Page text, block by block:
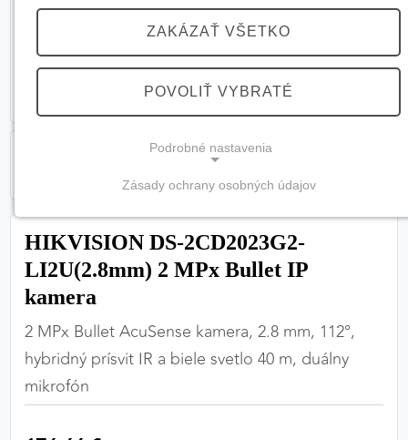
HIKVISION DS-2CD2023G2-
LI2U(2.8mm) 2 MPx Bullet IP
kamera
2 MPx Bullet AcuSense kamera, 2.8 mm, 112°,
hybridný prísvit IR a biele svetlo 40 m, duálny
mikrofón
ZAKÁZAŤ VŠETKO
POVOLIŤ VYBRATÉ
Podrobné nastavenia
Tieto cookies sú potrebné na správne fungovanie
webovej stránky a bez nich by nebolo možné
zabezpečiť jej plnú funkčnosť.
Nevyhnutné cookies
Zásady ochrany osobných údajov